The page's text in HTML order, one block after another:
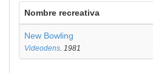
Nombre recreativa
New Bowling
Videodens. 1981